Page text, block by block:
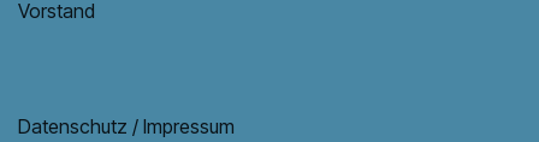
Vorstand
Datenschutz / Impressum